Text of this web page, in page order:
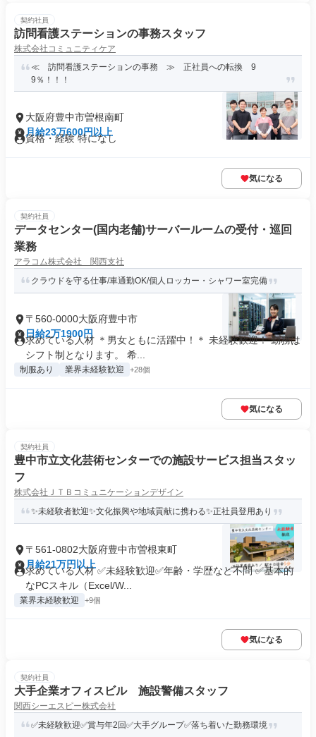
契約社員
訪問看護ステーションの事務スタッフ
株式会社コミュニティケア
≪ 訪問看護ステーションの事務 ≫ 正社員への転換 9
9％！！！
大阪府豊中市曽根南町
月給23万600円以上
資格・経験 特になし
気になる
契約社員
データセンター(国内老舗)サーバールームの受付・巡回
業務
アラコム株式会社 関西支社
クラウドを守る仕事/車通勤OK/個人ロッカー・シャワー室完備
〒560-0000大阪府豊中市
日給2万1900円
求めている人材 ＊男女ともに活躍中！＊ 未経験歓迎！ 勤務は
シフト制となります。 希...
制服あり 業界未経験歓迎 +28個
気になる
契約社員
豊中市立文化芸術センターでの施設サービス担当スタッ
フ
株式会社ＪＴＢコミュニケーションデザイン
✨未経験者歓迎✨文化振興や地域貢献に携わる✨正社員登用あり
〒561-0802大阪府豊中市曽根東町
月給21万円以上
求めている人材 ✅未経験歓迎✅年齢・学歴など不問 ✅基本的
なPCスキル（Excel/W...
業界未経験歓迎 +9個
気になる
契約社員
大手企業オフィスビル 施設警備スタッフ
関西シーエスピー株式会社
✅未経験歓迎✅賞与年2回✅大手グループ✅落ち着いた勤務環境